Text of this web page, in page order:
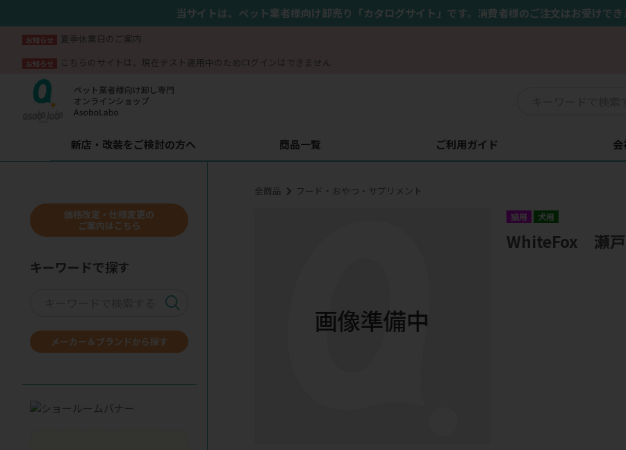
当サイトは、ペット業者様向け卸売り「カタログサイト」です。消費者様のご注文はお受けでき
お知らせ 夏季休業日のご案内
お知らせ こちらのサイトは、現在テスト運用中のためログインはできません
新店・改装をご検討の方へ 商品一覧 ご利用ガイド
全商品 フード・おやつ・サプリメント
猫用 犬用
WhiteFox 瀬戸
価格改定・仕様変更の
ご案内はこちら
キーワードで探す
メーカー＆ブランドから探す